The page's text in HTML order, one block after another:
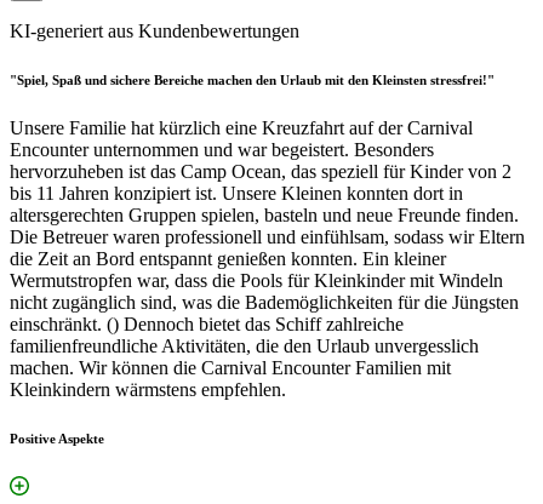
KI-generiert aus Kundenbewertungen
"Spiel, Spaß und sichere Bereiche machen den Urlaub mit den Kleinsten stressfrei!"
Unsere Familie hat kürzlich eine Kreuzfahrt auf der Carnival
Encounter unternommen und war begeistert. Besonders
hervorzuheben ist das Camp Ocean, das speziell für Kinder von 2
bis 11 Jahren konzipiert ist. Unsere Kleinen konnten dort in
altersgerechten Gruppen spielen, basteln und neue Freunde finden.
Die Betreuer waren professionell und einfühlsam, sodass wir Eltern
die Zeit an Bord entspannt genießen konnten. Ein kleiner
Wermutstropfen war, dass die Pools für Kleinkinder mit Windeln
nicht zugänglich sind, was die Bademöglichkeiten für die Jüngsten
einschränkt. () Dennoch bietet das Schiff zahlreiche
familienfreundliche Aktivitäten, die den Urlaub unvergesslich
machen. Wir können die Carnival Encounter Familien mit
Kleinkindern wärmstens empfehlen.
Positive Aspekte